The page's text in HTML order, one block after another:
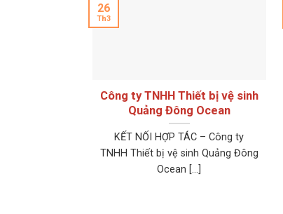
Công ty TNHH Thiết bị vệ sinh
Quảng Đông Ocean
KẾT NỐI HỢP TÁC – Công ty
TNHH Thiết bị vệ sinh Quảng Đông
Ocean [...]
26
Th3